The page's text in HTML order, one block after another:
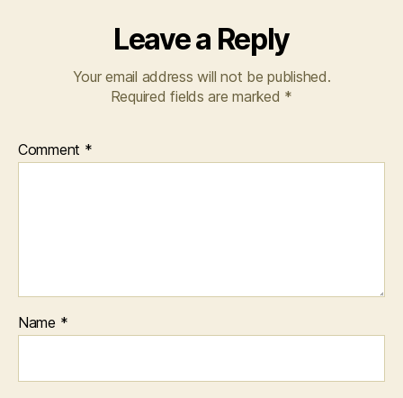
Leave a Reply
Your email address will not be published.
Required fields are marked *
Comment *
Name *